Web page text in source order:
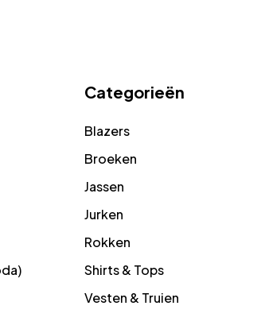
Categorieën
Blazers
Broeken
Jassen
Jurken
Rokken
Shirts & Tops
Vesten & Truien